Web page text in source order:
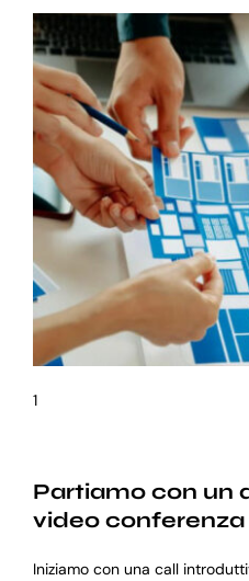
1
Partiamo con un
video conferenza
Iniziamo con una call